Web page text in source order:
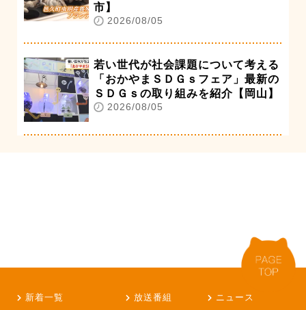
市】
2026/08/05
若い世代が社会課題について考える
「おかやまＳＤＧｓフェア」最新の
ＳＤＧｓの取り組みを紹介【岡山】
2026/08/05
新着一覧 放送番組
ニュース